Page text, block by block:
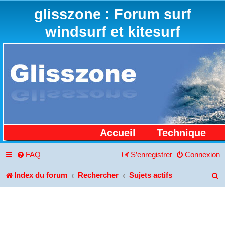
glisszone : Forum surf
windsurf et kitesurf
Accueil Technique
FAQ Connexion
S’enregistrer
Index du forum Rechercher Sujets actifs